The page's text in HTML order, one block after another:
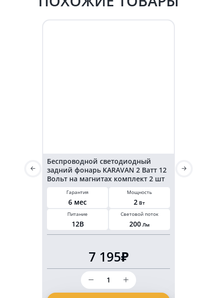
Беспроводной светодиодный
задний фонарь KARAVAN 2 Ватт 12
Вольт на магнитах комплект 2 шт
Гарантия
6 мес
Мощность
2 Вт
Питание
12В
Световой поток
200 Лм
7 195₽
Количество
товара
Беспроводной